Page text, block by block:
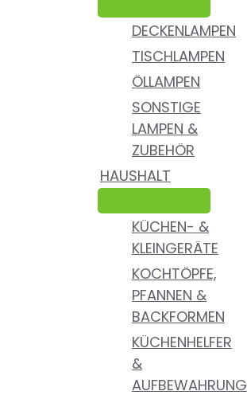
DECKENLAMPEN
TISCHLAMPEN
ÖLLAMPEN
SONSTIGE
LAMPEN &
ZUBEHÖR
HAUSHALT
KÜCHEN- &
KLEINGERÄTE
KOCHTÖPFE,
PFANNEN &
BACKFORMEN
KÜCHENHELFER
&
AUFBEWAHRUNG